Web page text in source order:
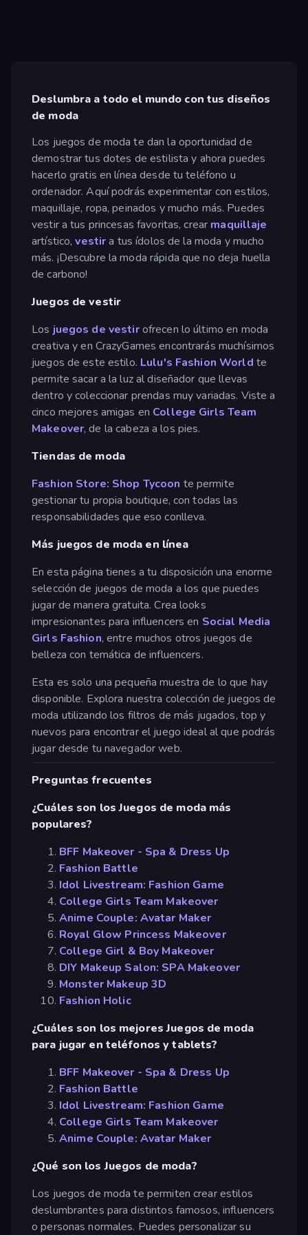
Deslumbra a todo el mundo con tus diseños
de moda
Los juegos de moda te dan la oportunidad de
demostrar tus dotes de estilista y ahora puedes
hacerlo gratis en línea desde tu teléfono u
ordenador. Aquí podrás experimentar con estilos,
maquillaje, ropa, peinados y mucho más. Puedes
vestir a tus princesas favoritas, crear maquillaje
artístico,vestira tus ídolos de la moda y mucho
más. ¡Descubre la moda rápida que no deja huella
de carbono!
Juegos de vestir
Los juegos de vestirofrecen lo último en moda
creativa y en CrazyGames encontrarás muchísimos
juegos de este estilo. Lulu's Fashion World te
permite sacar a la luz al diseñador que llevas
dentro y coleccionar prendas muy variadas. Viste a
cinco mejores amigas en College Girls Team
Makeover, de la cabeza a los pies.
Tiendas de moda
Fashion Store: Shop Tycoon te permite
gestionar tu propia boutique, con todas las
responsabilidades que eso conlleva.
Más juegos de moda en línea
En esta página tienes a tu disposición una enorme
selección de juegos de moda a los que puedes
jugar de manera gratuita. Crea looks
impresionantes para influencers en Social Media
Girls Fashion, entre muchos otros juegos de
belleza con temática de influencers.
Esta es solo una pequeña muestra de lo que hay
disponible. Explora nuestra colección de juegos de
moda utilizando los filtros de más jugados, top y
nuevos para encontrar el juego ideal al que podrás
jugar desde tu navegador web.
Preguntas frecuentes
¿Cuáles son los Juegos de moda más
populares?
BFF Makeover - Spa & Dress Up
Fashion Battle
Idol Livestream: Fashion Game
College Girls Team Makeover
Anime Couple: Avatar Maker
Royal Glow Princess Makeover
College Girl & Boy Makeover
DIY Makeup Salon: SPA Makeover
Monster Makeup 3D
Fashion Holic
¿Cuáles son los mejores Juegos de moda
para jugar en teléfonos y tablets?
BFF Makeover - Spa & Dress Up
Fashion Battle
Idol Livestream: Fashion Game
College Girls Team Makeover
Anime Couple: Avatar Maker
¿Qué son los Juegos de moda?
Los juegos de moda te permiten crear estilos
deslumbrantes para distintos famosos, influencers
o personas normales. Puedes personalizar su